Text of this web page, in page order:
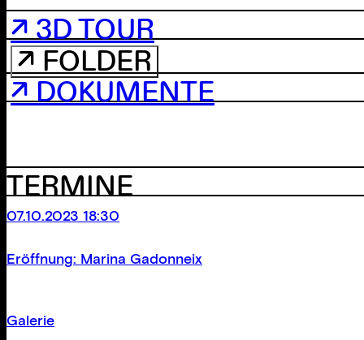
↗ 3D TOUR
↗ FOLDER
↗ DOKUMENTE
TERMINE
07.10.2023 18:30
Eröffnung: Marina Gadonneix
Galerie